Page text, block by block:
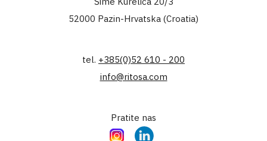
52000 Pazin-Hrvatska (Croatia)
tel. +385(0)52 610 - 200
info@ritosa.com
Pratite nas
InstagramLinkedIn